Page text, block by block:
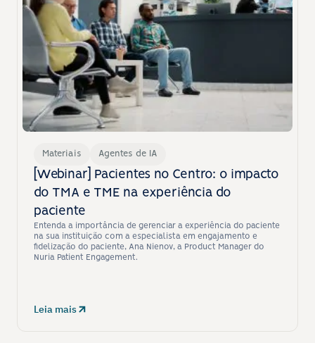
Materiais Agentes de IA
[Webinar] Pacientes no Centro: o impacto
do TMA e TME na experiência do
paciente
Entenda a importância de gerenciar a experiência do paciente
na sua instituição com a especialista em engajamento e
fidelização do paciente, Ana Nienov, a Product Manager do
Nuria Patient Engagement.
Leia mais